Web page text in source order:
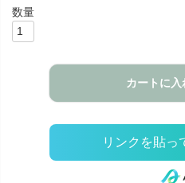
カートに入